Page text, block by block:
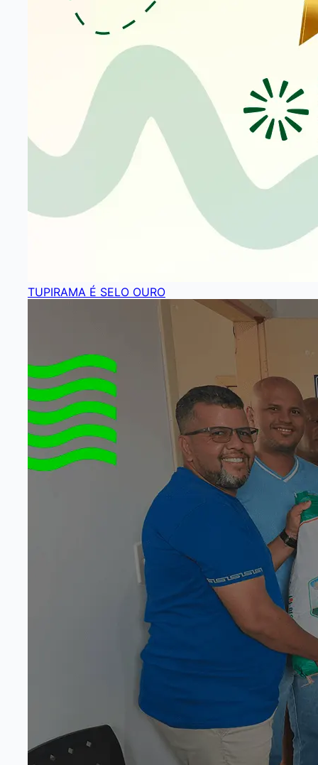
TUPIRAMA É SELO OURO